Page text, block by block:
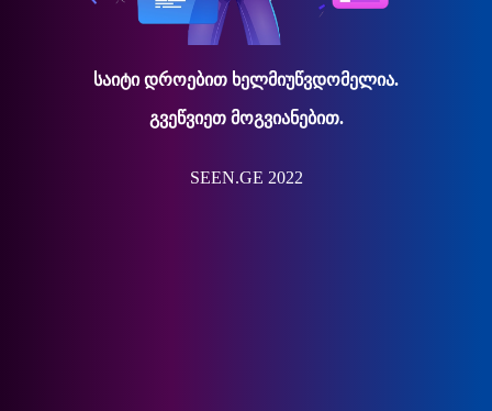
საიტი დროებით ხელმიუწვდომელია.
გვეწვიეთ მოგვიანებით.
SEEN.GE 2022